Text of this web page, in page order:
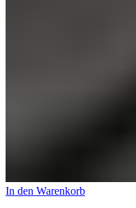
In den Warenkorb